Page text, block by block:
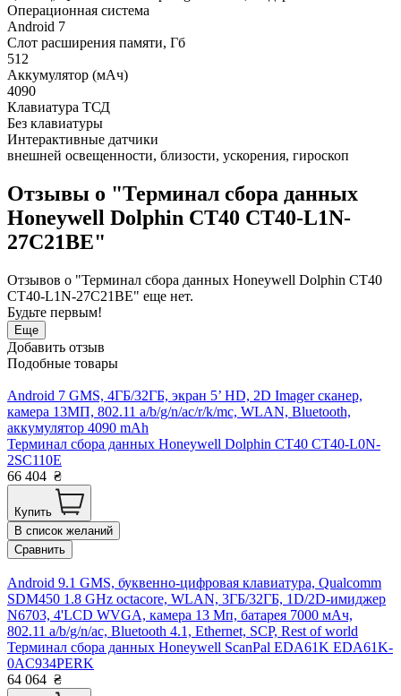
Операционная система
Android 7
Слот расширения памяти, Гб
512
Аккумулятор (мАч)
4090
Клавиатура ТСД
Без клавиатуры
Интерактивные датчики
внешней освещенности, близости, ускорения, гироскоп
Отзывы о "Терминал сбора данных
Honeywell Dolphin CT40 CT40-L1N-
27C21BE"
Отзывов о "Терминал сбора данных Honeywell Dolphin CT40
CT40-L1N-27C21BE" еще нет.
Будьте первым!
Еще
Добавить отзыв
Подобные товары
Android 7 GMS, 4ГБ/32ГБ, экран 5’ HD, 2D Imager сканер,
камера 13МП, 802.11 a/b/g/n/ac/r/k/mc, WLAN, Bluetooth,
аккумулятор 4090 mAh
Терминал сбора данных Honeywell Dolphin CT40 CT40-L0N-
2SC110E
66 404 ₴
Купить
В список желаний
Сравнить
Android 9.1 GMS, буквенно-цифровая клавиатура, Qualcomm
SDM450 1.8 GHz octacore, WLAN, 3ГБ/32ГБ, 1D/2D-имиджер
N6703, 4'LCD WVGA, камера 13 Мп, батарея 7000 мАч,
802.11 a/b/g/n/ac, Bluetooth 4.1, Ethernet, SCP, Rest of world
Терминал сбора данных Honeywell ScanPal EDA61K EDA61K-
0AC934PERK
64 064 ₴